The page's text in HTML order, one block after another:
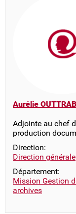
Aurélie
Adjointe au chef
production
Direction:
Direction générale
Département:
Mission Gestion
archives